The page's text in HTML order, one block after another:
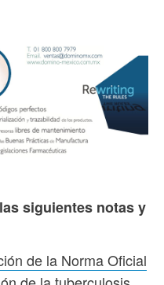
siguientes notas y
de la Norma Oficial